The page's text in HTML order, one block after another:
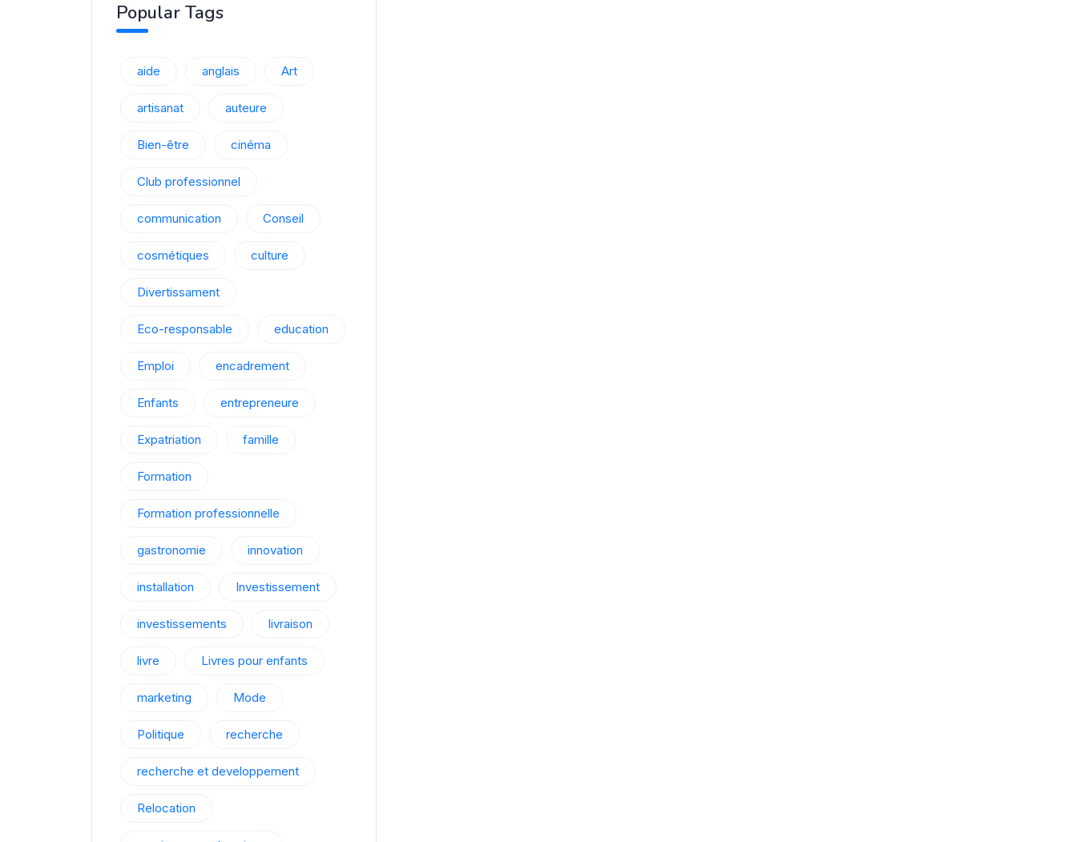
Popular Tags
aide anglais Art
artisanat auteure
Bien-être cinéma
Club professionnel
communication Conseil
cosmétiques culture
Divertissament
Eco-responsable education
Emploi encadrement
Enfants entrepreneure
Expatriation famille
Formation
Formation professionnelle
gastronomie innovation
installation Investissement
investissements livraison
livre Livres pour enfants
marketing Mode
Politique recherche
recherche et developpement
Relocation